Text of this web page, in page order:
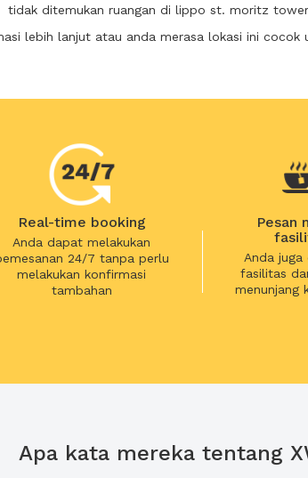
tidak ditemukan ruangan di lippo st. moritz
lebih lanjut atau anda merasa lokasi ini
Real-time booking
Anda dapat melakukan
24/7 tanpa perlu
melakukan konfirmasi
tambahan
Pesan
Anda
fasilitas
menunjang
Apa kata mereka tentang